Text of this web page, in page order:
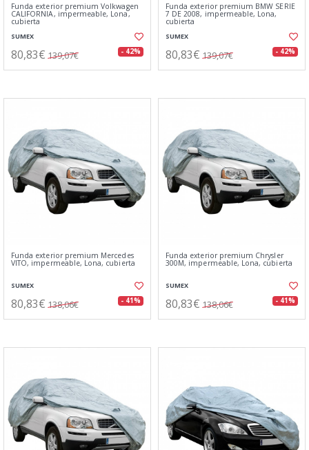
Funda exterior premium Volkwagen
CALIFORNIA, impermeable, Lona,
cubierta
SUMEX
80,83€ 139,07€ - 42%
Funda exterior premium BMW SERIE
7 DE 2008, impermeable, Lona,
cubierta
SUMEX
80,83€ 139,07€ - 42%
Funda exterior premium Mercedes
VITO, impermeable, Lona, cubierta
SUMEX
80,83€ 138,06€ - 41%
Funda exterior premium Chrysler
300M, impermeable, Lona, cubierta
SUMEX
80,83€ 138,06€ - 41%